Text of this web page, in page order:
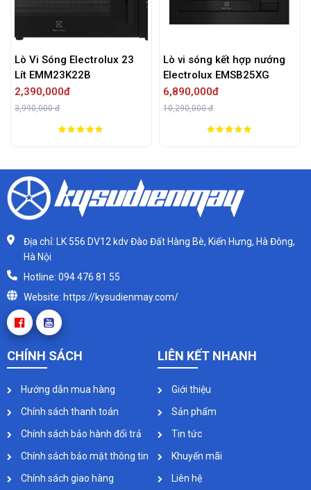
Lò Vi Sóng Electrolux 23
Lít EMM23K22B
2,390,000đ
3,990,000 đ
Lò vi sóng kết hợp nướng
Electrolux EMSB25XG
6,890,000đ
10,290,000 đ
Địa chỉ: LK 556 DV12 kdv Đào Đất Hàng Bè, Kiến Hưng, Hà Đông,
Hà Nội
Hotline: 094 476 81 55
Website: https://kysudienmay.com/
CHÍNH SÁCH
Hướng dẫn mua hàng
Chính sách thanh toán
Chính sách bảo hành đổi trả
Chính sách bảo mật thông tin
Chính sách giao hàng
LIÊN KẾT NHANH
Giới thiệu
Sản phẩm
Tin tức
Khuyến mãi
Liên hệ